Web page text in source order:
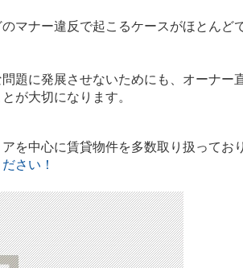
マナー違反で起こるケースがほとんど
題に発展させないためにも、オーナー
が大切になります。
を中心に賃貸物件を多数取り扱ってお
ださい！